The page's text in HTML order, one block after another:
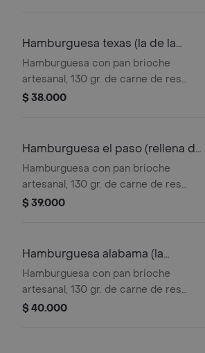
sriracha con relish de pepinillos.
Hamburguesa texas (la de la
casa)
Hamburguesa con pan brioche
artesanal, 130 gr. de carne de res
madurada y seleccionada cogollo,
bbq, mayo y mostaza.
$ 38.000
Hamburguesa el paso (rellena de
queso)
Hamburguesa con pan brioche
artesanal, 130 gr. de carne de res
madurada y seleccionada rellena de
$ 39.000
Hamburguesa alabama (la
picante)
Hamburguesa con pan brioche
artesanal, 130 gr. de carne de res
madurada y seleccionada bañada en
$ 40.000